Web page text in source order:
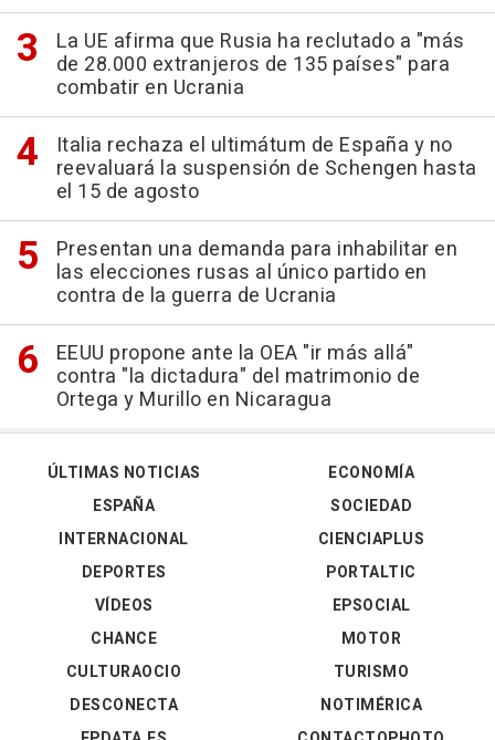
La UE afirma que Rusia ha reclutado a "más
de 28.000 extranjeros de 135 países" para
combatir en Ucrania
Italia rechaza el ultimátum de España y no
reevaluará la suspensión de Schengen hasta
el 15 de agosto
Presentan una demanda para inhabilitar en
las elecciones rusas al único partido en
contra de la guerra de Ucrania
EEUU propone ante la OEA "ir más allá"
contra "la dictadura" del matrimonio de
Ortega y Murillo en Nicaragua
ÚLTIMAS NOTICIAS
ESPAÑA
INTERNACIONAL
DEPORTES
VÍDEOS
ECONOMÍA
SOCIEDAD
CIENCIAPLUS
PORTALTIC
EPSOCIAL
CHANCE
CULTURAOCIO
DESCONECTA
MOTOR
TURISMO
NOTIMÉRICA